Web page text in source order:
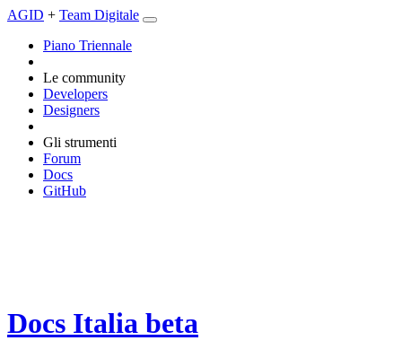
AGID + Team Digitale
Piano Triennale
Le community
Developers
Designers
Gli strumenti
Forum
Docs
GitHub
Docs Italia beta